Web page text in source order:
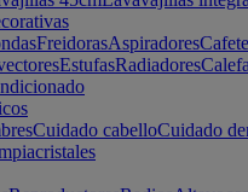
FreidorasAspiradores
EstufasRadiadores
Cuidado cabelloCuidado